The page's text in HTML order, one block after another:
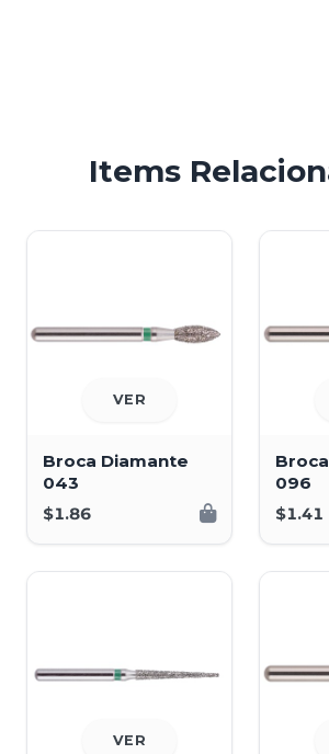
Items
VER
Broca Diamante
043
$1.86
096
$1.41
VER